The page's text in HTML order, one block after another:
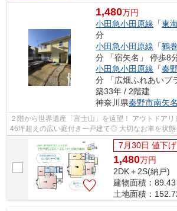
1,480万円
小田急小田原線 「東
分
小田急小田原線 「鶴
分 「宿矢名」 停歩8
小田急小田原線 「秦
分 「広畑ふれあいプ
築33年 / 2階建
神奈川県秦野市南矢名
２階から世界遺産「富士山」を遠望！ アウトドア
46坪超えの広い庭付き一戸建て◎ 大切なお車を状
地の地下車庫付きのガレージハウスで...
7月30日 値下げ
1,480万円
2DK＋2S(納戸)
建物面積：89.43
土地面積：